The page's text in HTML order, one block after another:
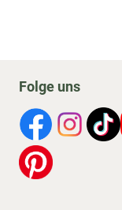
Folge uns